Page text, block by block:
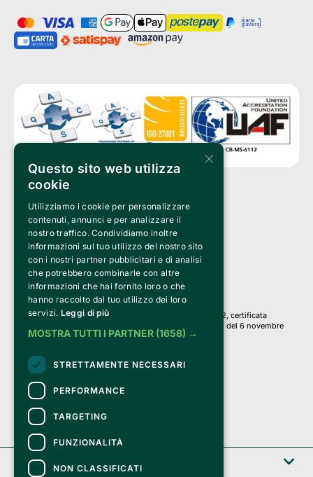
Clappit è un marchio di proprietà di:
Bemils Srl
a Socio Unico
Via Fosse Ardeatine, 4 -20092 Cinisello Balsamo (MI)
PI 05589050961
Iscr. C.C.I.A.A. Milano R.E.A. 1833471
© 2010-2025 Bemils Srl - Tutti i diritti riservati
Credits:
Clappit è basato sulla piattaforma di biglietteria Belive 6.2, certificata
dall’Agenzia delle Entrate con protocollo n. 2025/445474 del 6 novembre
2025.
Su Clappit i tuoi acquisti ed i tuoi dati
sono sicuri e protetti da un certificato SSL
con crittografia a 128 bit.
Clappit
×
Questo sito web utilizza
cookie
Utilizziamo i cookie per personalizzare
contenuti, annunci e per analizzare il
nostro traffico. Condividiamo inoltre
informazioni sul tuo utilizzo del nostro sito
con i nostri partner pubblicitari e di analisi
che potrebbero combinarle con altre
informazioni che hai fornito loro o che
hanno raccolto dal tuo utilizzo dei loro
servizi. Leggi di più
MOSTRA TUTTI I PARTNER (1658) →
STRETTAMENTE NECESSARI
PERFORMANCE
TARGETING
FUNZIONALITÀ
NON CLASSIFICATI